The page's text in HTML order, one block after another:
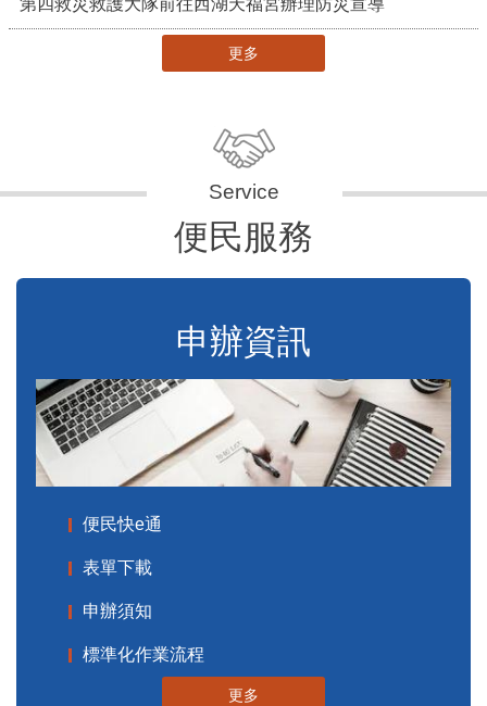
第四救災救護大隊前往西湖天福宮辦理防災宣導
更多
便民服務
申辦資訊
便民快e通
表單下載
申辦須知
標準化作業流程
更多